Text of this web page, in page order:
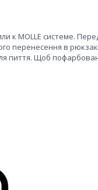
к MOLLE системе.
перенесення в
пиття. Щоб